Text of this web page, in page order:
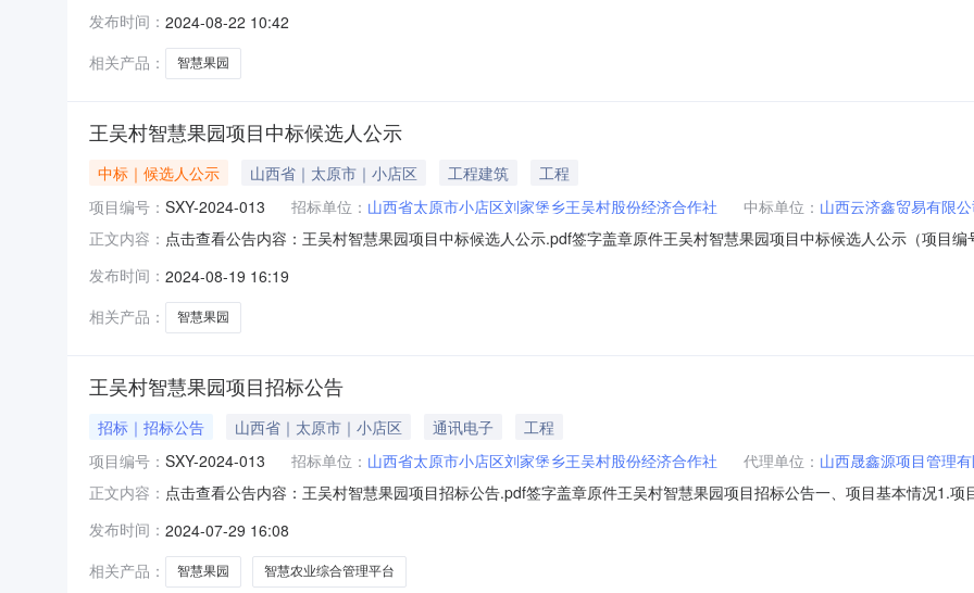
标人信息中标人：山西云济鑫贸易有限公司中标价：697730.00元二、其他公示内容无三、联系方式1.采购人信息名称
发布时间： 2024-08-22 10:42
相关产品：
智慧果园
王吴村智慧果园项目中标候选人公示
中标｜候选人公示 山西省｜太原市｜小店区 工程建筑
工程
项目编号： SXY-2024-013 招标单位： 山西省太原市小店区刘家堡乡王吴村股份经济合作社 中标单位： 山西云济鑫贸易有限
正文内容： 点击查看公告内容：王吴村智慧果园项目中标候选人公示.pdf签字盖章原件王吴村智慧果园项目中标候选人公示（项目
号：SXY-2024-013）进行公开招标，现将中标候选人公示如下：一、评审情况王吴村智慧果园项目：排序中标候选人
发布时间： 2024-08-19 16:19
相关产品：
智慧果园
王吴村智慧果园项目招标公告
招标｜招标公告 山西省｜太原市｜小店区 通讯电子
工程
项目编号： SXY-2024-013 招标单位： 山西省太原市小店区刘家堡乡王吴村股份经济合作社 代理单位： 山西晟鑫源项目管理
正文内容： 点击查看公告内容：王吴村智慧果园项目招标公告.pdf签字盖章原件王吴村智慧果园项目招标公告一、项目基本情况1.
慧农业综合管理平台（大屏/PC端）1项，智慧农业综合管理平台（手机APP/小程序）1项。8.合同履行期限：30天9.本
发布时间： 2024-07-29 16:08
相关产品：
智慧果园 智慧农业综合管理平台